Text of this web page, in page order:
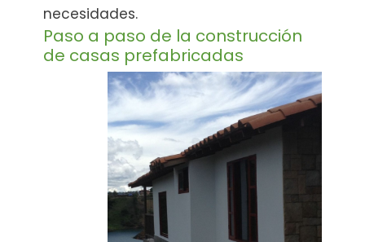
necesidades.
Paso a paso de la construcción
de casas prefabricadas